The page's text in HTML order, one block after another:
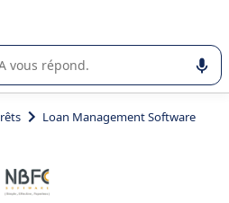
l'utilisation ou la sélection de
Loan Management Software